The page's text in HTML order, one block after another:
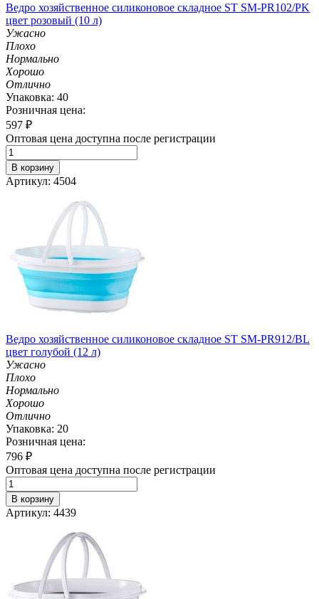
Ведро хозяйственное силиконовое складное ST SM-PR102/PK
цвет розовый (10 л)
Ужасно
Плохо
Нормально
Хорошо
Отлично
Упаковка: 40
Розничная цена:
597 ₽
Оптовая цена доступна после регистрации
В корзину
Артикул: 4504
Ведро хозяйственное силиконовое складное ST SM-PR912/BL
цвет голубой (12 л)
Ужасно
Плохо
Нормально
Хорошо
Отлично
Упаковка: 20
Розничная цена:
796 ₽
Оптовая цена доступна после регистрации
В корзину
Артикул: 4439